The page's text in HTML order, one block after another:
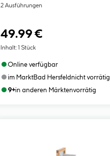
2 Ausführungen
49.99 €
Inhalt: 1 Stück
●Online verfügbar
●im MarktBad Hersfeldnicht vorrätig
●9+in anderen Märktenvorrätig